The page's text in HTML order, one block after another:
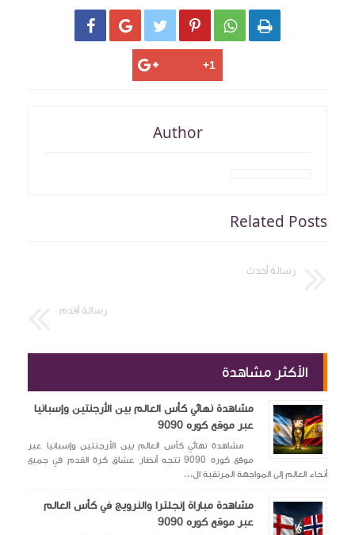
     
Author
Related Posts
رسالة أحدث
رسالة أقدم
الأكثر مشاهدة
مشاهدة نهائي كأس العالم بين الأرجنتين وإسبانيا
عبر موقع كوره 9090
مشاهدة نهائي كأس العالم بين الأرجنتين وإسبانيا عبر
موقع كوره 9090 تتجه أنظار عشاق كرة القدم في جميع
أنحاء العالم إلى المواجهة المرتقبة ال...
مشاهدة مباراة إنجلترا والنرويج في كأس العالم
عبر موقع كوره 9090